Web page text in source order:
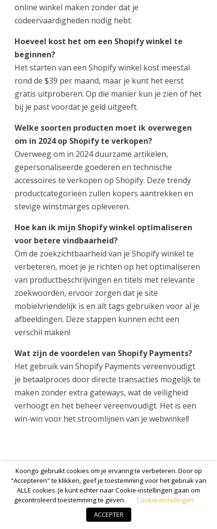
online winkel maken zonder dat je
codeervaardigheden nodig hebt.
Hoeveel kost het om een Shopify winkel te
beginnen?
Het starten van een Shopify winkel kost meestal
rond de $39 per maand, maar je kunt het eerst
gratis uitproberen. Op die manier kun je zien of het
bij je past voordat je geld uitgeeft.
Welke soorten producten moet ik overwegen
om in 2024 op Shopify te verkopen?
Overweeg om in 2024 duurzame artikelen,
gepersonaliseerde goederen en technische
accessoires te verkopen op Shopify. Deze trendy
productcategorieën zullen kopers aantrekken en
stevige winstmarges opleveren.
Hoe kan ik mijn Shopify winkel optimaliseren
voor betere vindbaarheid?
Om de zoekzichtbaarheid van je Shopify winkel te
verbeteren, moet je je richten op het optimaliseren
van productbeschrijvingen en titels met relevante
zoekwoorden, ervoor zorgen dat je site
mobielvriendelijk is en alt tags gebruiken voor al je
afbeeldingen. Deze stappen kunnen echt een
verschil maken!
Wat zijn de voordelen van Shopify Payments?
Het gebruik van Shopify Payments vereenvoudigt
je betaalproces door directe transacties mogelijk te
maken zonder extra gateways, wat de veiligheid
verhoogt en het beheer vereenvoudigt. Het is een
win-win voor het stroomlijnen van je webwinkel!
Koongo gebruikt cookies om je ervaring te verbeteren. Door op
"Accepteren" te klikken, geef je toestemming voor het gebruik van
ALLE cookies. Je kunt echter naar Cookie-instellingen gaan om
gecontroleerd toestemming te geven.
Cookie-instellingen
ACCEPTER